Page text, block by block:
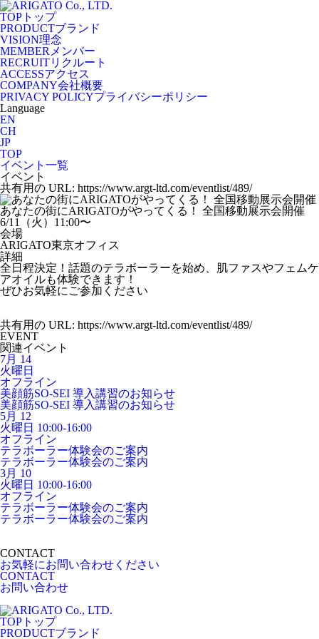
TOP トップ
PRODUCTブランド
VISION理念
MEMBER メンバー
RECRUITリクルート
ACCESSアクセス
COMPANY会社概要
PRIVACY POLICYプライバシーポリシー
Language
EN
CH
JP
TOP
イベント一覧
イベント
共有用の URL: https://www.argt-ltd.com/eventlist/489/
あなたの街にARIGATOがやってくる！ 全国移動展示会開催
6/11（火）11:00〜
会場
ARIGATO東京オフィス
詳細
全日程決定！話題のテラボーラーを始め、肌ファスやフェムケ
アオイルも体験できます！
ぜひお気軽にご参加ください
共有用の URL: https://www.argt-ltd.com/eventlist/489/
EVENT
関連イベント
7月 14
火曜日
オフライン
美顔筋SO-SEI 導入講習のお知らせ
美顔筋SO-SEI 導入講習のお知らせ
5月 12
火曜日 10:00-16:00
オフライン
テラボーラー体験会のご案内
テラボーラー体験会のご案内
3月 10
火曜日 10:00-16:00
オフライン
テラボーラー体験会のご案内
テラボーラー体験会のご案内
CONTACT
お気軽にお問い合わせください
CONTACT
お問い合わせ
TOP トップ
PRODUCTブランド